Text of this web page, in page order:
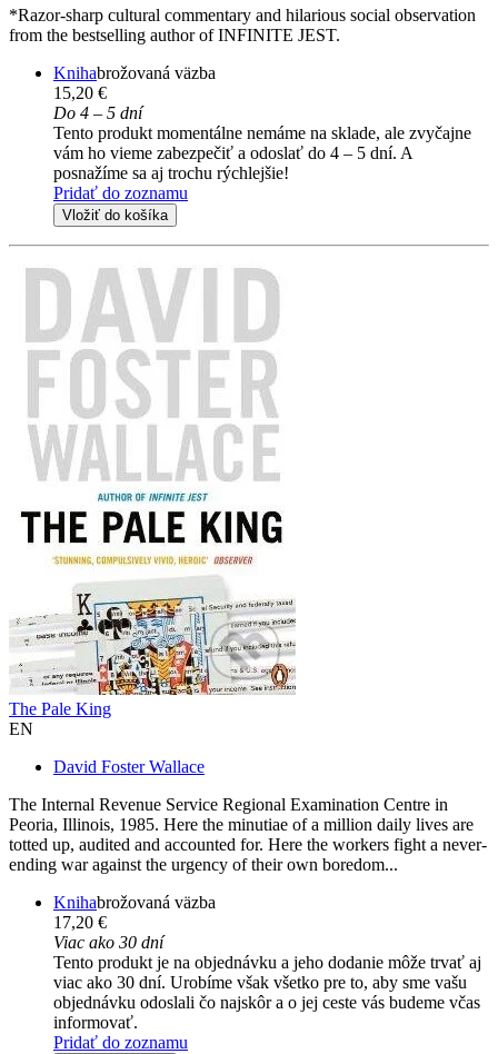
*Razor-sharp cultural commentary and hilarious social observation
from the bestselling author of INFINITE JEST.
Knihabrožovaná väzba
15,20 €
Do 4 – 5 dní
Tento produkt momentálne nemáme na sklade, ale zvyčajne
vám ho vieme zabezpečiť a odoslať do 4 – 5 dní. A
posnažíme sa aj trochu rýchlejšie!
Pridať do zoznamu
Vložiť do košíka
The Pale King
EN
David Foster Wallace
The Internal Revenue Service Regional Examination Centre in
Peoria, Illinois, 1985. Here the minutiae of a million daily lives are
totted up, audited and accounted for. Here the workers fight a never-
ending war against the urgency of their own boredom...
Knihabrožovaná väzba
17,20 €
Viac ako 30 dní
Tento produkt je na objednávku a jeho dodanie môže trvať aj
viac ako 30 dní. Urobíme však všetko pre to, aby sme vašu
objednávku odoslali čo najskôr a o jej ceste vás budeme včas
informovať.
Pridať do zoznamu